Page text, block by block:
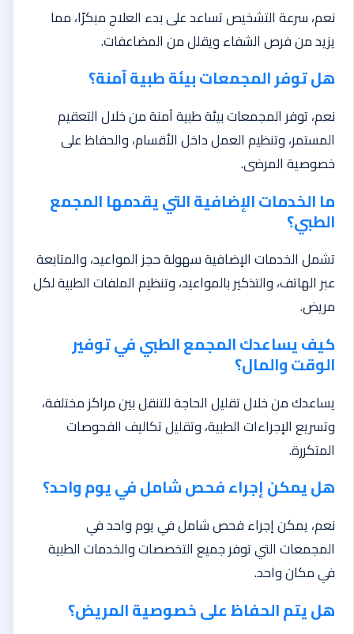
نعم، سرعة التشخيص تساعد على بدء العلاج مبكرًا، مما
يزيد من فرص الشفاء ويقلل من المضاعفات.
هل توفر المجمعات بيئة طبية آمنة؟
نعم، توفر المجمعات بيئة طبية آمنة من خلال التعقيم
المستمر، وتنظيم العمل داخل الأقسام، والحفاظ على
خصوصية المرضى.
ما الخدمات الإضافية التي يقدمها المجمع
الطبي؟
تشمل الخدمات الإضافية سهولة حجز المواعيد، والمتابعة
عبر الهاتف، والتذكير بالمواعيد، وتنظيم الملفات الطبية لكل
مريض.
كيف يساعدك المجمع الطبي في توفير
الوقت والمال؟
يساعدك من خلال تقليل الحاجة للتنقل بين مراكز مختلفة،
وتسريع الإجراءات الطبية، وتقليل تكاليف الفحوصات
المتكررة.
هل يمكن إجراء فحص شامل في يوم واحد؟
نعم، يمكن إجراء فحص شامل في يوم واحد في
المجمعات التي توفر جميع التخصصات والخدمات الطبية
في مكان واحد.
هل يتم الحفاظ على خصوصية المريض؟